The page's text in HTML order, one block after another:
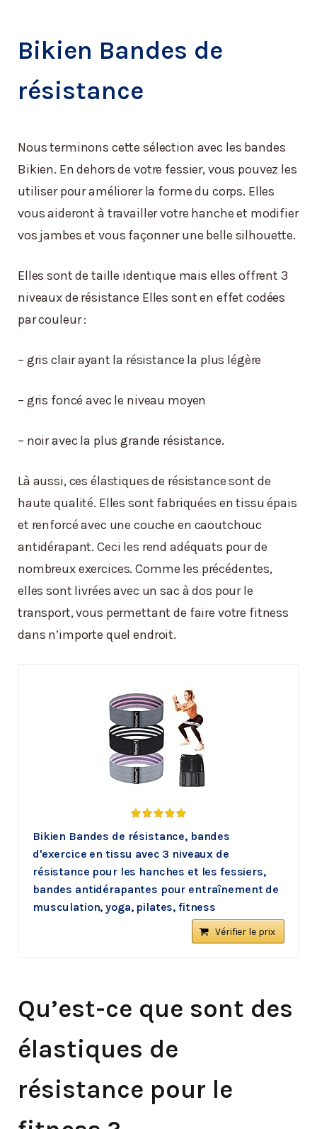
Bikien Bandes de
résistance
Nous terminons cette sélection avec les bandes
Bikien. En dehors de votre fessier, vous pouvez les
utiliser pour améliorer la forme du corps. Elles
vous aideront à travailler votre hanche et modifier
vos jambes et vous façonner une belle silhouette.
Elles sont de taille identique mais elles offrent 3
niveaux de résistance Elles sont en effet codées
par couleur :
– gris clair ayant la résistance la plus légère
– gris foncé avec le niveau moyen
– noir avec la plus grande résistance.
Là aussi, ces élastiques de résistance sont de
haute qualité. Elles sont fabriquées en tissu épais
et renforcé avec une couche en caoutchouc
antidérapant. Ceci les rend adéquats pour de
nombreux exercices. Comme les précédentes,
elles sont livrées avec un sac à dos pour le
transport, vous permettant de faire votre fitness
dans n’importe quel endroit.
Bikien Bandes de résistance, bandes
d'exercice en tissu avec 3 niveaux de
résistance pour les hanches et les fessiers,
bandes antidérapantes pour entraînement de
musculation, yoga, pilates, fitness
Vérifier le prix
Qu’est-ce que sont des
élastiques de
résistance pour le